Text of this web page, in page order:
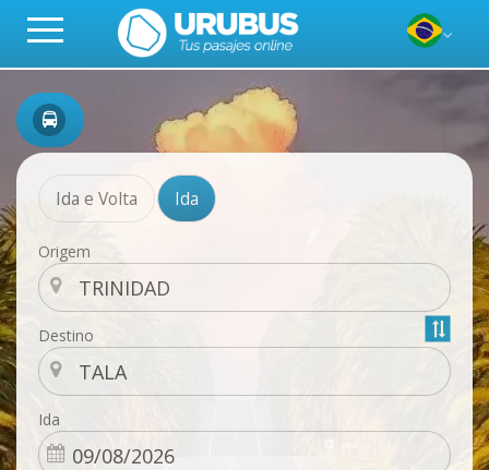
Ida e Volta Ida
Origem
Destino
Ida